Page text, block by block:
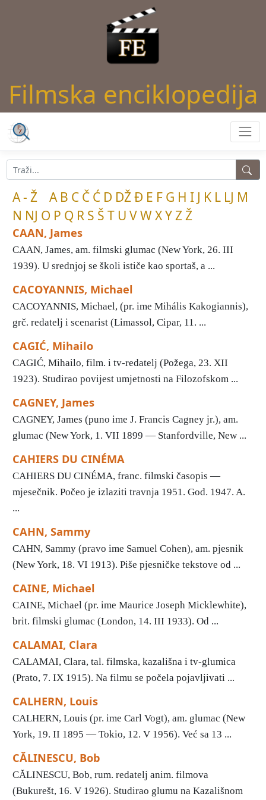
Filmska enciklopedija
A - Ž A B C Č Ć D DŽĐ E F G H I J K L LJ M
N NJ O P Q R S Š T U VWXYZŽ
CAAN, James
CAAN, James, am. filmski glumac (New York, 26. III
1939). U srednjoj se školi ističe kao sportaš, a ...
CACOYANNIS, Michael
CACOYANNIS, Michael, (pr. ime Mihális Kakogiannis),
grč. redatelj i scenarist (Limassol, Cipar, 11. ...
CAGIĆ, Mihailo
CAGIĆ, Mihailo, film. i tv-redatelj (Požega, 23. XII
1923). Studirao povijest umjetnosti na Filozofskom ...
CAGNEY, James
CAGNEY, James (puno ime J. Francis Cagney jr.), am.
glumac (New York, 1. VII 1899 — Stanfordville, New ...
CAHIERS DU CINÉMA
CAHIERS DU CINÉMA, franc. filmski časopis —
mjesečnik. Počeo je izlaziti travnja 1951. God. 1947. A.
...
CAHN, Sammy
CAHN, Sammy (pravo ime Samuel Cohen), am. pjesnik
(New York, 18. VI 1913). Piše pjesničke tekstove od ...
CAINE, Michael
CAINE, Michael (pr. ime Maurice Joseph Micklewhite),
brit. filmski glumac (London, 14. III 1933). Od ...
CALAMAI, Clara
CALAMAI, Clara, tal. filmska, kazališna i tv-glumica
(Prato, 7. IX 1915). Na filmu se počela pojavljivati ...
CALHERN, Louis
CALHERN, Louis (pr. ime Carl Vogt), am. glumac (New
York, 19. II 1895 — Tokio, 12. V 1956). Već sa 13 ...
CĂLINESCU, Bob
CĂLINESCU, Bob, rum. redatelj anim. filmova
(Bukurešt, 16. V 1926). Studirao glumu na Kazališnom